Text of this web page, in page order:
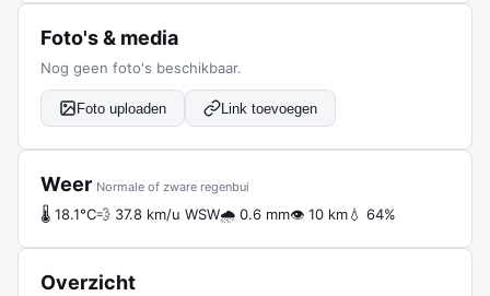
Foto's & media
Nog geen foto's beschikbaar.
Foto uploaden Link toevoegen
Weer Normale of zware regenbui
🌡 18.1°C💨 37.8 km/u WSW🌧 0.6 mm👁 10 km💧 64%
Overzicht